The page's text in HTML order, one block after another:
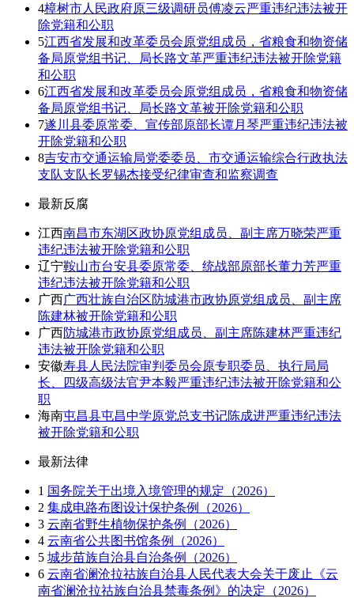
4樟树市人民政府原三级调研员傅凌云严重违纪违法被开
除党籍和公职
5江西省发展和改革委员会原党组成员，省粮食和物资储
备局原党组书记、局长路文革严重违纪违法被开除党籍
和公职
6江西省发展和改革委员会原党组成员，省粮食和物资储
备局原党组书记、局长路文革被开除党籍和公职
7遂川县委原常委、宣传部原部长谭月琴严重违纪违法被
开除党籍和公职
8吉安市交通运输局党委委员、市交通运输综合行政执法
支队支队长罗锡杰接受纪律审查和监察调查
最新反腐
江西南昌市东湖区政协原党组成员、副主席万晓荣严重
违纪违法被开除党籍和公职
辽宁鞍山市台安县委原常委、统战部原部长董力芳严重
违纪违法被开除党籍和公职
广西广西壮族自治区防城港市政协原党组成员、副主席
陈建林被开除党籍和公职
广西防城港市政协原党组成员、副主席陈建林严重违纪
违法被开除党籍和公职
安徽寿县人民法院审判委员会原专职委员、执行局局
长、四级高级法官尹本毅严重违纪违法被开除党籍和公
职
海南屯昌县屯昌中学原党总支书记陈成进严重违纪违法
被开除党籍和公职
最新法律
1 国务院关于出境入境管理的规定（2026）
2 集成电路布图设计保护条例（2026）
3 云南省野生植物保护条例（2026）
4 云南省公共图书馆条例（2026）
5 城步苗族自治县自治条例（2026）
6 云南省澜沧拉祜族自治县人民代表大会关于废止《云
南省澜沧拉祜族自治县禁毒条例》的决定（2026）